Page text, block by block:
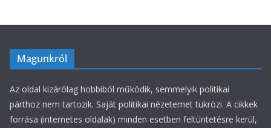
Magunkról
Az oldal kizárólag hobbiból működik, semmelyik politikai
párthoz nem tartozik. Saját politikai nézetemet tükrözi. A cikkek
forrása (internetes oldalak) minden esetben feltüntetésre kerül,